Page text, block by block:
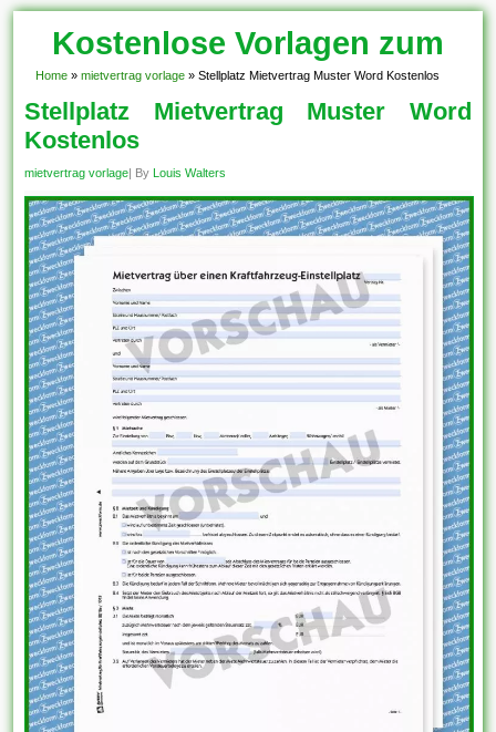
Kostenlose Vorlagen zum
Download!
Home » mietvertrag vorlage » Stellplatz Mietvertrag Muster Word Kostenlos
Stellplatz Mietvertrag Muster Word
Kostenlos
mietvertrag vorlage| By Louis Walters